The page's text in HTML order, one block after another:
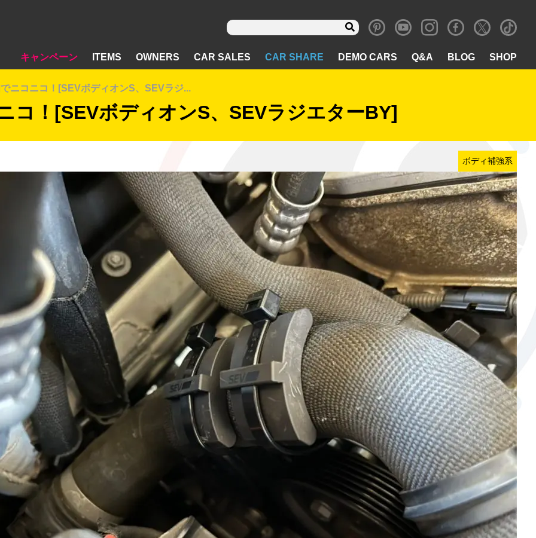
キャンペーン ITEMS OWNERS CAR SALES CAR SHARE DEMO CARS Q&A BLOG SHOP
ニコニコ！[SEVボディオンS、SEVラジ...
コ！[SEVボディオンS、SEVラジエターBY]
ボディ補強系